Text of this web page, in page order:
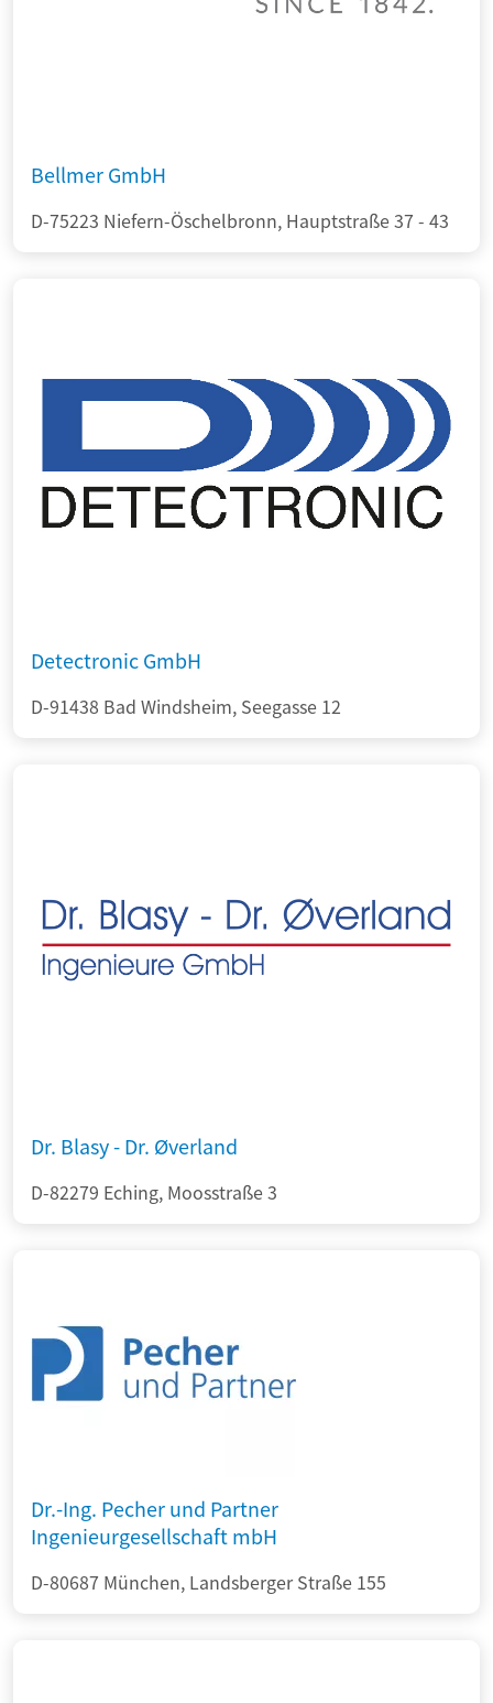
Bellmer GmbH
D-75223 Niefern-Öschelbronn, Hauptstraße 37 - 43
Detectronic GmbH
D-91438 Bad Windsheim, Seegasse 12
Dr. Blasy - Dr. Øverland
D-82279 Eching, Moosstraße 3
Dr.-Ing. Pecher und Partner
Ingenieurgesellschaft mbH
D-80687 München, Landsberger Straße 155